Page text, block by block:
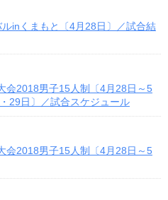
inくまもと〔4月28日〕／試合結
会2018男子15人制〔4月28日～5
29日〕／試合スケジュール
会2018男子15人制〔4月28日～5